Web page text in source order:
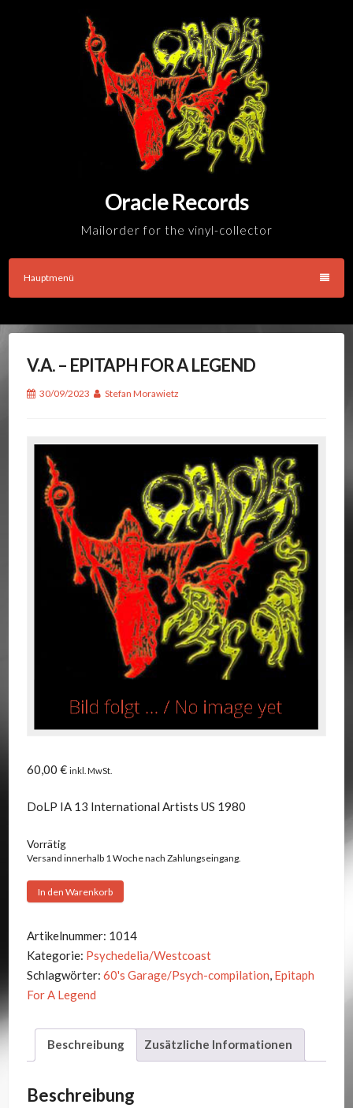
Oracle Records
Mailorder for the vinyl-collector
Hauptmenü
V.A. – EPITAPH FOR A LEGEND
30/09/2023 Stefan Morawietz
60,00 € inkl. MwSt.
DoLP IA 13 International Artists US 1980
Vorrätig
Versand innerhalb 1 Woche nach Zahlungseingang.
V.A.
EPITAPH
FOR
A
LEGEND
In den Warenkorb
Artikelnummer: 1014
Kategorie: Psychedelia/Westcoast
Schlagwörter: 60's Garage/Psych-compilation, Epitaph
For A Legend
Beschreibung Zusätzliche Informationen
Beschreibung